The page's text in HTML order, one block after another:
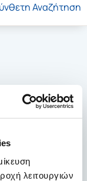
λειτουργιών
Αναζήτηση